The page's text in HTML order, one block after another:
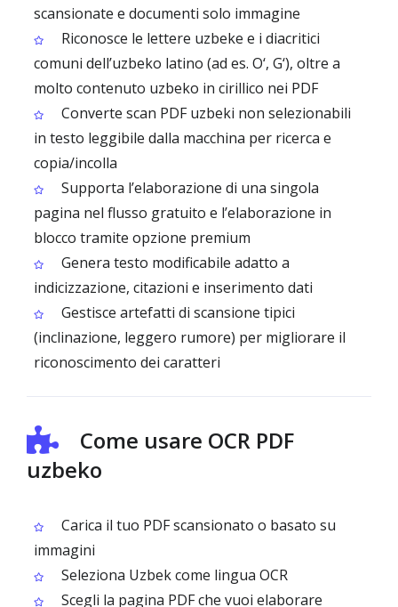
scansionate e documenti solo immagine
Riconosce le lettere uzbeke e i diacritici
comuni dell’uzbeko latino (ad es. O‘, G‘), oltre a
molto contenuto uzbeko in cirillico nei PDF
Converte scan PDF uzbeki non selezionabili
in testo leggibile dalla macchina per ricerca e
copia/incolla
Supporta l’elaborazione di una singola
pagina nel flusso gratuito e l’elaborazione in
blocco tramite opzione premium
Genera testo modificabile adatto a
indicizzazione, citazioni e inserimento dati
Gestisce artefatti di scansione tipici
(inclinazione, leggero rumore) per migliorare il
riconoscimento dei caratteri
Come usare OCR PDF
uzbeko
Carica il tuo PDF scansionato o basato su
immagini
Seleziona Uzbek come lingua OCR
Scegli la pagina PDF che vuoi elaborare